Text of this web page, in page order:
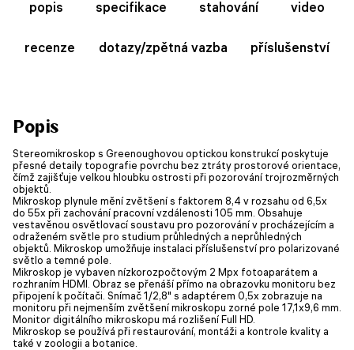
popis specifikace stahování video
recenze dotazy/zpětná vazba příslušenství
Popis
Stereomikroskop s Greenoughovou optickou konstrukcí poskytuje
přesné detaily topografie povrchu bez ztráty prostorové orientace,
čímž zajišťuje velkou hloubku ostrosti při pozorování trojrozměrných
objektů.
Mikroskop plynule mění zvětšení s faktorem 8,4 v rozsahu od 6,5x
do 55x při zachování pracovní vzdálenosti 105 mm. Obsahuje
vestavěnou osvětlovací soustavu pro pozorování v procházejícím a
odraženém světle pro studium průhledných a neprůhledných
objektů. Mikroskop umožňuje instalaci příslušenství pro polarizované
světlo a temné pole.
Mikroskop je vybaven nízkorozpočtovým 2 Mpx fotoaparátem a
rozhraním HDMI. Obraz se přenáší přímo na obrazovku monitoru bez
připojení k počítači. Snímač 1/2,8" s adaptérem 0,5x zobrazuje na
monitoru při nejmenším zvětšení mikroskopu zorné pole 17,1x9,6 mm.
Monitor digitálního mikroskopu má rozlišení Full HD.
Mikroskop se používá při restaurování, montáži a kontrole kvality a
také v zoologii a botanice.